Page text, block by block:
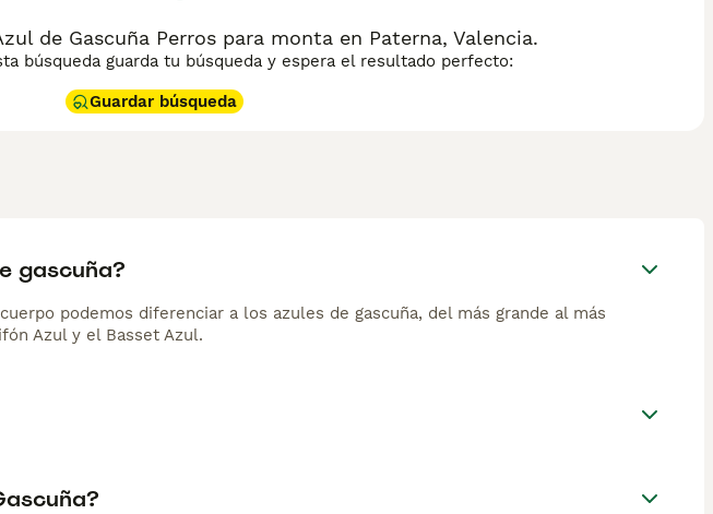
de Gascuña Perros para monta en Paterna, Valencia.
búsqueda guarda tu búsqueda y espera el resultado perfecto:
Guardar búsqueda
gascuña?
podemos diferenciar a los azules de gascuña, del más grande al más
Azul y el Basset Azul.